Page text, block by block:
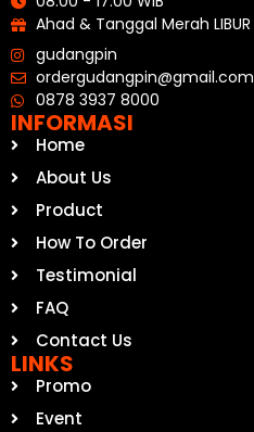
Ahad & Tanggal Merah LIBUR
gudangpin
ordergudangpin@gmail.com
0878 3937 8000
INFORMASI
Home
About Us
Product
How To Order
Testimonial
FAQ
Contact Us
LINKS
Promo
Event